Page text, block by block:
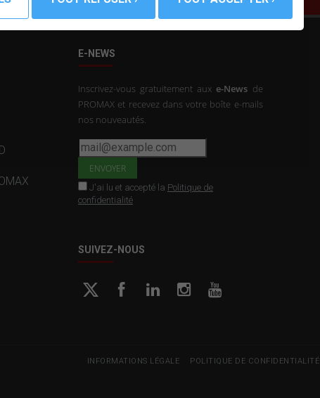
E-NEWS
Inscrivez-vous gratuitement aux e-News de
PROMAX et recevez dans votre boîte e-mails
nos nouveautés.
J'ai lu et accepté la Politique de
confidentialité
SUIVEZ-NOUS
INFORMATIONS LÉGALE POLITIQUE DE CONFIDENTIALITÉ